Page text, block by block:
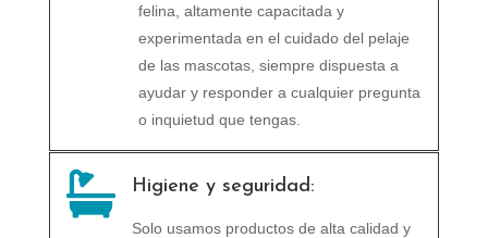
felina, altamente capacitada y
experimentada en el cuidado del pelaje
de las mascotas, siempre dispuesta a
ayudar y responder a cualquier pregunta
o inquietud que tengas.
 Higiene y seguridad:
Solo usamos productos de alta calidad y